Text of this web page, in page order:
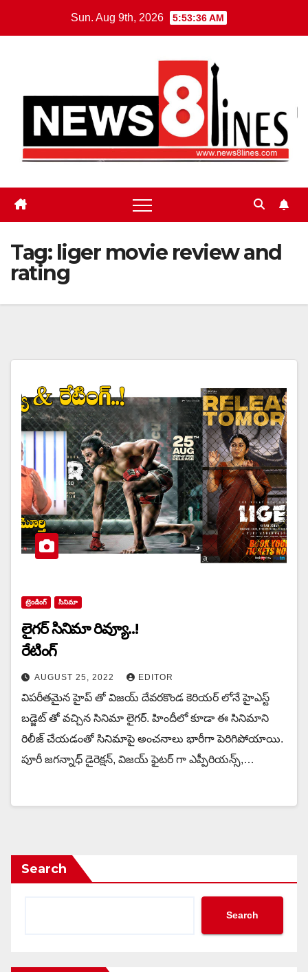
Sun. Aug 9th, 2026 5:53:37 AM
Tag: liger movie review and
rating
ట్రెండింగ్ సినిమా
లైగర్ సినిమా రివ్యూ..!
రేటింగ్
AUGUST 25, 2022 EDITOR
విపరీతమైన హైప్ తో విజయ్ దేవరకొండ కెరియర్ లోనే హైఎస్ట్
బడ్జెట్ తో వచ్చిన సినిమా లైగర్. హిందీలో కూడా ఈ సినిమాని
రిలీజ్ చేయడంతో సినిమాపై అంచనాలు భారీగా పెరిగిపోయాయి.
పూరీ జగన్నాధ్ డైరెక్షన్, విజయ్ ఫైటర్ గా ఎప్పీరియన్స్,…
Search
Search